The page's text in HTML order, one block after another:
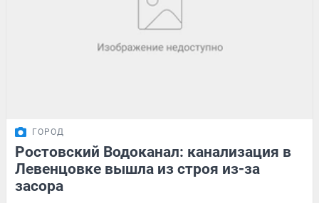
ГОРОД
Ростовский Водоканал: канализация в
Левенцовке вышла из строя из-за
засора